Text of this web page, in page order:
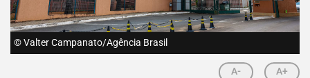
© Valter Campanato/Agência Brasil
A- A+